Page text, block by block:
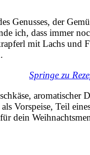
Genusses, der
ich, dass immer
mit Lachs und
Springe zu
aromatischer
Vorspeise, Teil
dein